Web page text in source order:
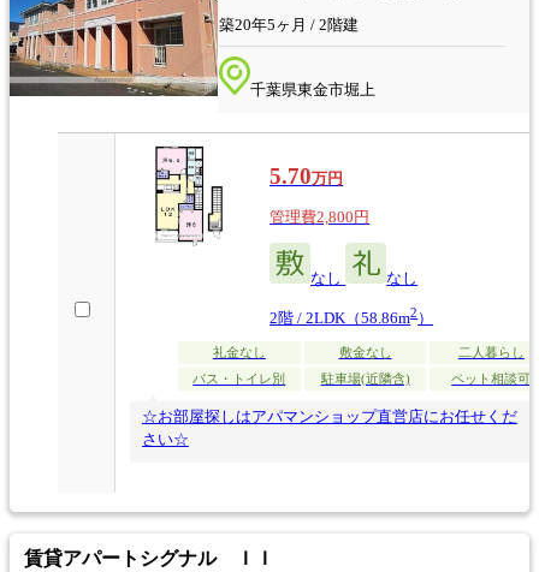
築20年5ヶ月 / 2階建
千葉県東金市堀上
5.70万円
管理費2,800円
なし なし
2階 / 2LDK（58.86m2）
礼金なし 敷金なし
二人暮らし
バス・トイレ別
駐車場(近隣含) ペット相談可
☆お部屋探しはアパマンショップ直営店にお任せくだ
さい☆
賃貸アパート シグナル ＩＩ